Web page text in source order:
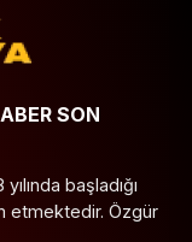
SON
başladığı
etmektedir. Özgür